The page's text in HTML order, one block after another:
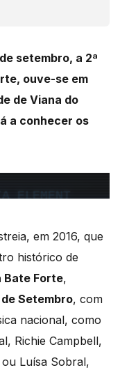
setembro, a 2ª
ouve-se em
de Viana do
a conhecer os
em 2016, que
histórico de
Bate Forte,
de Setembro, com
nacional, como
Richie Campbell,
Luísa Sobral,